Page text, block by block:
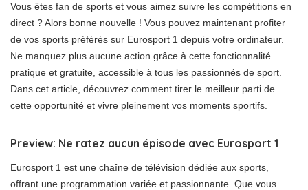
Vous êtes fan de sports et vous aimez suivre les compétitions en
direct ? Alors bonne nouvelle ! Vous pouvez maintenant profiter
de vos sports préférés sur Eurosport 1 depuis votre ordinateur.
Ne manquez plus aucune action grâce à cette fonctionnalité
pratique et gratuite, accessible à tous les passionnés de sport.
Dans cet article, découvrez comment tirer le meilleur parti de
cette opportunité et vivre pleinement vos moments sportifs.
Preview: Ne ratez aucun épisode avec Eurosport 1
Eurosport 1 est une chaîne de télévision dédiée aux sports,
offrant une programmation variée et passionnante. Que vous